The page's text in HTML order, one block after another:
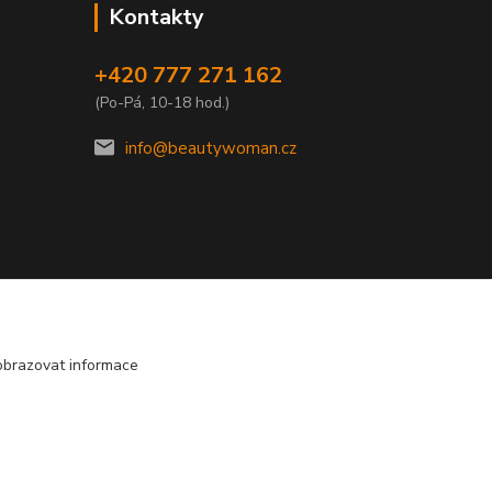
Kontakty
+420 777 271 162
(Po-Pá, 10-18 hod.)
info@beautywoman.cz
informace